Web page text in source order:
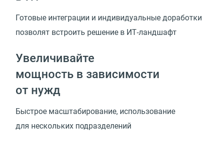
Готовые интеграции и индивидуальные доработки
позволят встроить решение в ИТ-ландшафт
Увеличивайте
мощность в зависимости
от нужд
Быстрое масштабирование, использование
для нескольких подразделений